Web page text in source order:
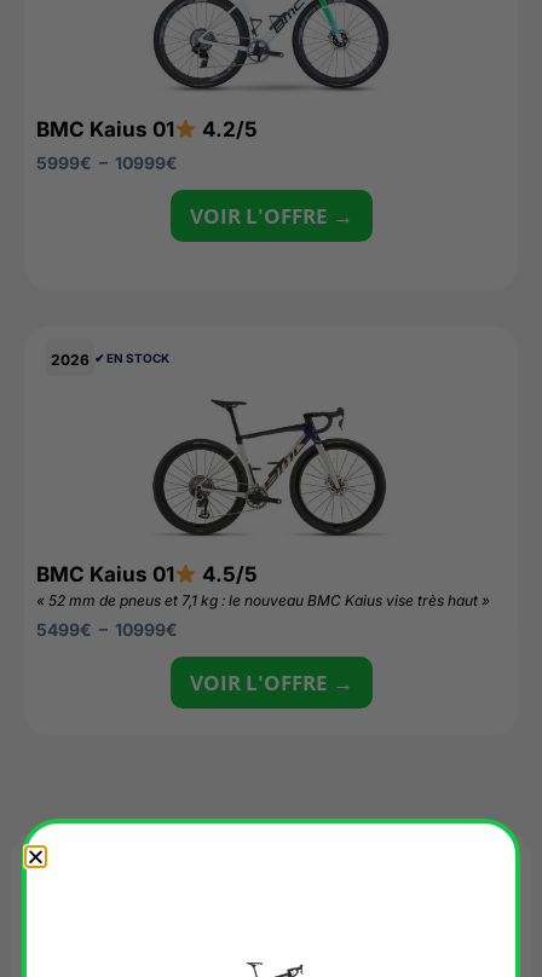
BMC Kaius 01 4.2/5
5999€ – 10999€
VOIR L'OFFRE →
2026 ✔︎ EN STOCK
BMC Kaius 01 4.5/5
« 52 mm de pneus et 7,1 kg : le nouveau BMC Kaius vise très haut »
5499€ – 10999€
VOIR L'OFFRE →
Avis